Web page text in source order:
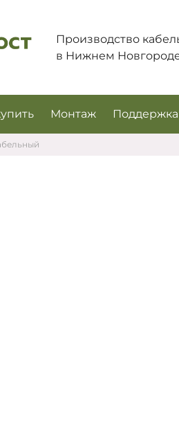
Производство
в Нижнем
Монтаж Поддержка
Укажите
предложим